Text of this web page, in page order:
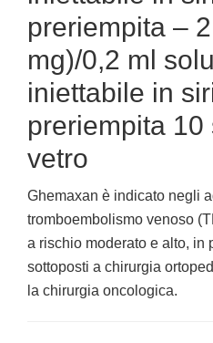
preriempita –
mg)/0,2 ml
iniettabile in
preriempita 10
vetro
Ghemaxan è indicato negli
tromboembolismo venoso
a rischio moderato e alto, in
sottoposti a chirurgia
la chirurgia oncologica.